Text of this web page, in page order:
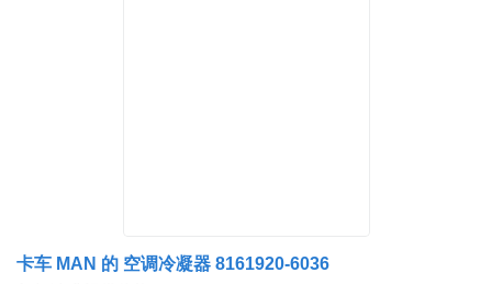
卡车 MAN 的 空调冷凝器 8161920-6036